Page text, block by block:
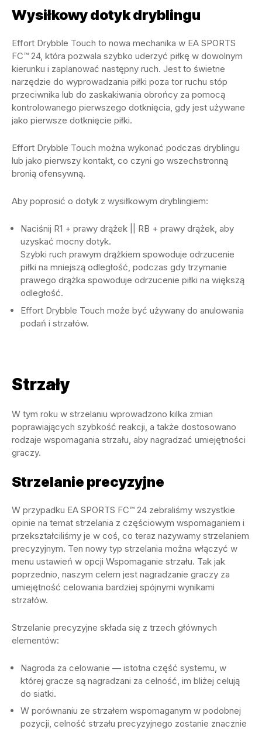
Wysiłkowy dotyk dryblingu
Effort Drybble Touch to nowa mechanika w EA SPORTS
FC™ 24, która pozwala szybko uderzyć piłkę w dowolnym
kierunku i zaplanować następny ruch. Jest to świetne
narzędzie do wyprowadzania piłki poza tor ruchu stóp
przeciwnika lub do zaskakiwania obrońcy za pomocą
kontrolowanego pierwszego dotknięcia, gdy jest używane
jako pierwsze dotknięcie piłki.
Effort Drybble Touch można wykonać podczas dryblingu
lub jako pierwszy kontakt, co czyni go wszechstronną
bronią ofensywną.
Aby poprosić o dotyk z wysiłkowym dryblingiem:
Naciśnij R1 + prawy drążek || RB + prawy drążek, aby
uzyskać mocny dotyk.
Szybki ruch prawym drążkiem spowoduje odrzucenie
piłki na mniejszą odległość, podczas gdy trzymanie
prawego drążka spowoduje odrzucenie piłki na większą
odległość.
Effort Drybble Touch może być używany do anulowania
podań i strzałów.
Strzały
W tym roku w strzelaniu wprowadzono kilka zmian
poprawiających szybkość reakcji, a także dostosowano
rodzaje wspomagania strzału, aby nagradzać umiejętności
graczy.
Strzelanie precyzyjne
W przypadku EA SPORTS FC™ 24 zebraliśmy wszystkie
opinie na temat strzelania z częściowym wspomaganiem i
przekształciliśmy je w coś, co teraz nazywamy strzelaniem
precyzyjnym. Ten nowy typ strzelania można włączyć w
menu ustawień w opcji Wspomaganie strzału. Tak jak
poprzednio, naszym celem jest nagradzanie graczy za
umiejętność celowania bardziej spójnymi wynikami
strzałów.
Strzelanie precyzyjne składa się z trzech głównych
elementów:
Nagroda za celowanie — istotna część systemu, w
której gracze są nagradzani za celność, im bliżej celują
do siatki.
W porównaniu ze strzałem wspomaganym w podobnej
pozycji, celność strzału precyzyjnego zostanie znacznie